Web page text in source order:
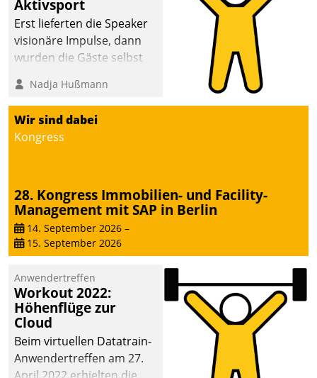
anspruchsvollen
Aufgaben und
abnehmendem
Aktivsport
Erst lieferten die Speaker
visionäre Impulse, dann
wurden die Gäste selbst
methodisch
Vernetzungsideen fürs
Quartier. Dazwischen
zeigte Datatrain, was es
Nadja Hußmann
Wir sind dabei
Kongress
28. Kongress Immobilien- und Facility-
Management mit SAP in Berlin
14. September 2026 –
15. September 2026
Anwendertreffen
Workout 2022:
Höhenflüge zur
Cloud
Beim virtuellen Datatrain-
Anwendertreffen am 27.